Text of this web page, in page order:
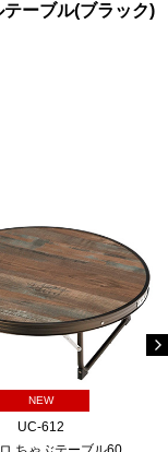
ーブル(ブラック)
NEW
UC-612